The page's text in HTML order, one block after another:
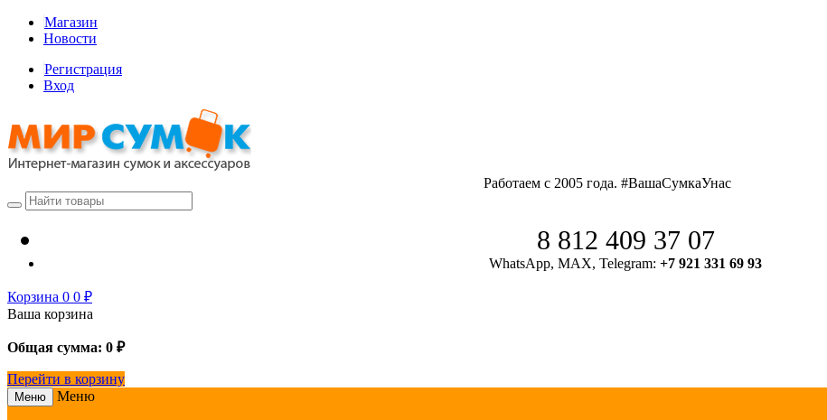
Магазин
Новости
Регистрация
Вход
Работаем с 2005 года. #ВашаСумкаУнас
8 812 409 37 07
WhatsApp, MAX, Telegram: +7 921 331 69 93
Корзина 0 0 ₽
Ваша корзина
Общая сумма: 0 ₽
Перейти в корзину
Меню Меню